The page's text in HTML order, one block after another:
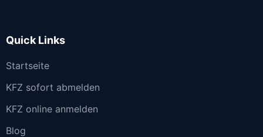
Quick Links
Startseite
KFZ sofort abmelden
KFZ online anmelden
Blog